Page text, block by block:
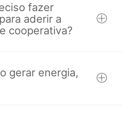
fazer
aderir a
cooperativa?
gerar energia,